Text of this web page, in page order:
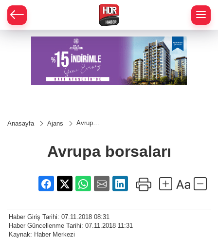
Anasayfa Ajans
Avrupa
Avrupa borsaları
Haber Giriş Tarihi: 07.11.2018 08:31
Haber Güncellenme Tarihi: 07.11.2018 11:31
Kaynak: Haber Merkezi